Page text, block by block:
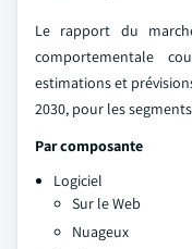
Le rapport du
comportementale
estimations et
2030, pour les
Par composante
Logiciel
Sur le Web
Nuageux